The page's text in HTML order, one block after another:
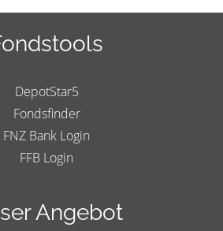
DepotStar5
Fondsfinder
FNZ Bank Login
FFB Login
Angebot